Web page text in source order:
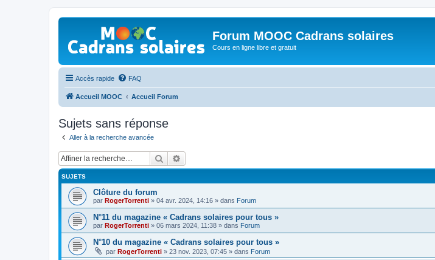
Forum MOOC Cadrans solaires
Cours en ligne libre et gratuit
Accès rapide FAQ
Accueil MOOC Accueil Forum
Sujets sans réponse
Aller à la recherche avancée
Rechercher
SUJETS
Clôture du forum
par RogerTorrenti » 04 avr. 2024, 14:16 » dans Forum
N°11 du magazine « Cadrans solaires pour tous »
par RogerTorrenti » 06 mars 2024, 11:38 » dans Forum
N°10 du magazine « Cadrans solaires pour tous »
par RogerTorrenti » 23 nov. 2023, 07:45 » dans Forum